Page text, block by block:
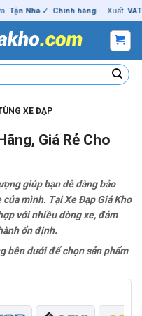
Nhà ✓ Chính hãng – Xuất VAT đầy
XE ĐẠP
Giá Rẻ Cho
giúp bạn dễ dàng bảo
mình. Tại Xe Đạp Giá Kho
với nhiều dòng xe, đảm
ổn định.
bên dưới để chọn sản phẩm